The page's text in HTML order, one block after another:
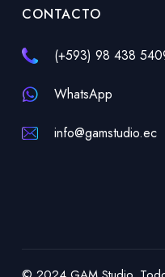
CONTACTO
(+593) 98 438
WhatsApp
info@gamstudio.ec